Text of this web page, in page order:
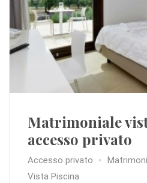
Matrimoniale
accesso privato
Accesso privato
Vista Piscina